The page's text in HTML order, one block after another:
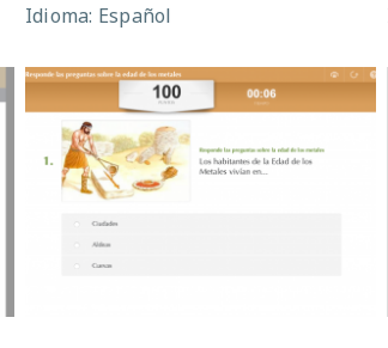
Idioma: Español
La edad de los metales